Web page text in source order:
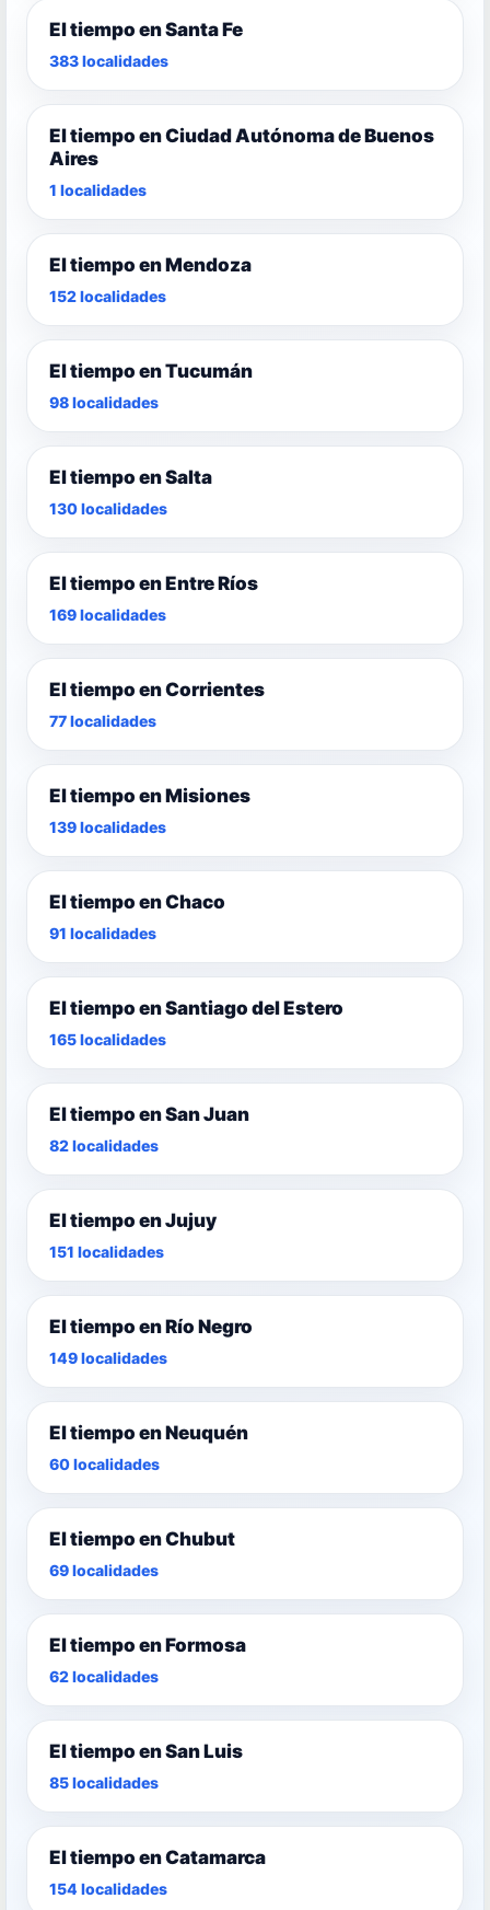
El tiempo en Santa Fe
383 localidades
El tiempo en Ciudad Autónoma de Buenos
Aires
1 localidades
El tiempo en Mendoza
152 localidades
El tiempo en Tucumán
98 localidades
El tiempo en Salta
130 localidades
El tiempo en Entre Ríos
169 localidades
El tiempo en Corrientes
77 localidades
El tiempo en Misiones
139 localidades
El tiempo en Chaco
91 localidades
El tiempo en Santiago del Estero
165 localidades
El tiempo en San Juan
82 localidades
El tiempo en Jujuy
151 localidades
El tiempo en Río Negro
149 localidades
El tiempo en Neuquén
60 localidades
El tiempo en Chubut
69 localidades
El tiempo en Formosa
62 localidades
El tiempo en San Luis
85 localidades
El tiempo en Catamarca
154 localidades